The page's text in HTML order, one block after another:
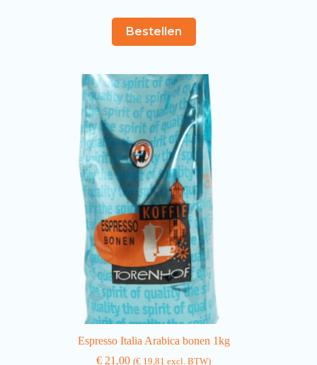
Bestellen
Espresso Italia Arabica bonen 1kg
€ 21,00 (€ 19,81 excl. BTW)